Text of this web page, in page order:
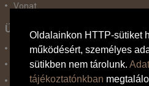
Oldalainkon HTTP-sütiket
működésért, személyes
sütikben nem tárolunk.
tájékoztatónkban
Vonat
Ünnepek
Adventi hetek
Húsvét
Karácsonyi utazás